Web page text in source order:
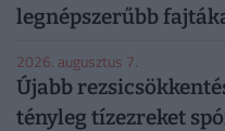
legnépszerűbb
2026. augusztus 7.
Újabb
tényleg tízezreket